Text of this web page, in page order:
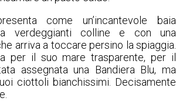
come un’incantevole baia
verdeggianti colline e con una
arriva a toccare persino la spiaggia.
per il suo mare trasparente, per il
assegnata una Bandiera Blu, ma
ciottoli bianchissimi. Decisamente